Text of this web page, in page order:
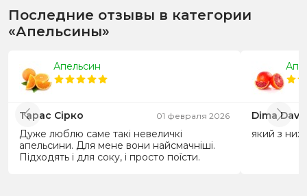
Последние отзывы в категории
«Апельсины»
Апельсин
Тарас Сірко 01 февраля 2026
Дуже люблю саме такі невеличкі
апельсини. Для мене вони найсмачніші.
Підходять і для соку, і просто поїсти.
Dima
який з